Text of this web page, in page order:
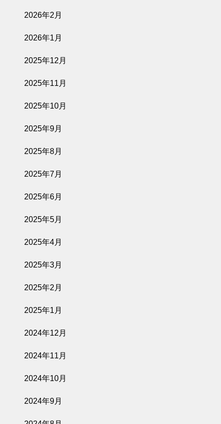
2026年2月
2026年1月
2025年12月
2025年11月
2025年10月
2025年9月
2025年8月
2025年7月
2025年6月
2025年5月
2025年4月
2025年3月
2025年2月
2025年1月
2024年12月
2024年11月
2024年10月
2024年9月